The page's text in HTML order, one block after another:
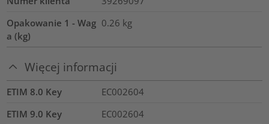
Opakowanie 1 - Wag
a (kg)
0.26 kg
Więcej informacji
ETIM 8.0 Key
EC002604
ETIM 9.0 Key
EC002604